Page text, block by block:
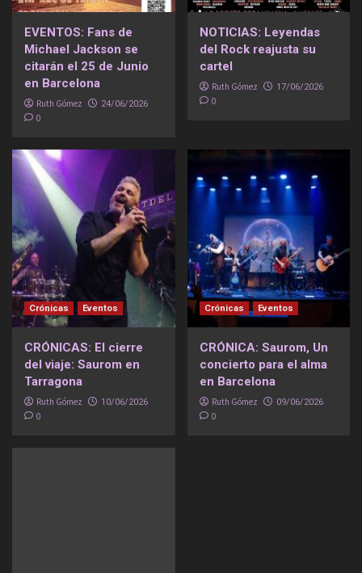
EVENTOS: Fans de
Michael Jackson se
citarán el 25 de Junio
en Barcelona
Ruth Gómez 24/06/2026
0
NOTICIAS: Leyendas
del Rock reajusta su
cartel
Ruth Gómez 17/06/2026
0
Crónicas Eventos
CRÓNICAS: El cierre
del viaje: Saurom en
Tarragona
Ruth Gómez 10/06/2026
0
Crónicas Eventos
CRÓNICA: Saurom, Un
concierto para el alma
en Barcelona
Ruth Gómez 09/06/2026
0